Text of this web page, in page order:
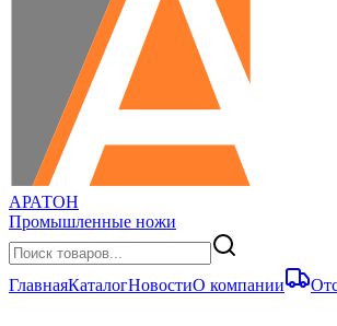
АРАТОН
Промышленные ножи
ГлавнаяКаталогНовостиО компании